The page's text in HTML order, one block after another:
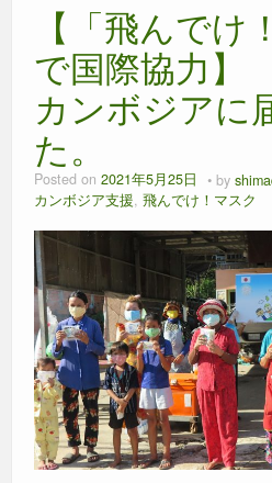
【「飛んでけ
で国際協力】
カンボジアに
た。
Posted on 2021年5月25日 by
カンボジア支援, 飛んでけ！マスク